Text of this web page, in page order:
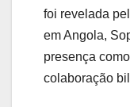
foi revelada
em Angola,
presença
colaboração